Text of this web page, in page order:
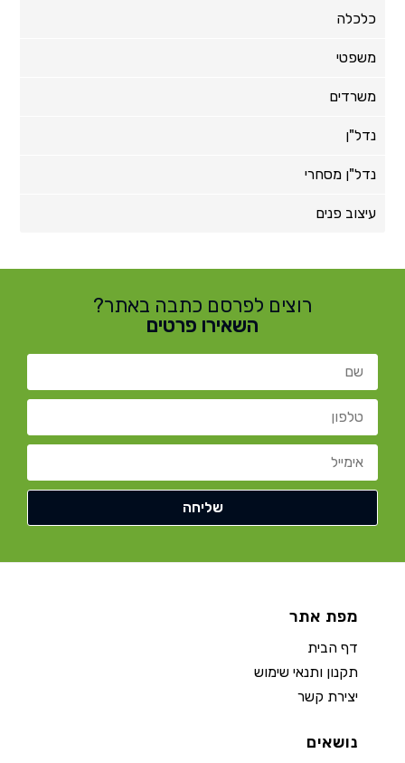
כלכלה
משפטי
משרדים
נדל"ן
נדל"ן מסחרי
עיצוב פנים
רוצים לפרסם כתבה באתר?
השאירו פרטים
מפת אתר
דף הבית
תקנון ותנאי שימוש
יצירת קשר
נושאים